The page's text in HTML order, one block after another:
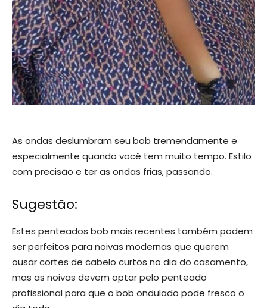
As ondas deslumbram seu bob tremendamente e
especialmente quando você tem muito tempo. Estilo
com precisão e ter as ondas frias, passando.
Sugestão:
Estes penteados bob mais recentes também podem
ser perfeitos para noivas modernas que querem
ousar cortes de cabelo curtos no dia do casamento,
mas as noivas devem optar pelo penteado
profissional para que o bob ondulado pode fresco o